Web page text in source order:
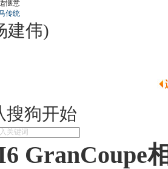
惬意
传统
建伟)
搜狗开始
GranCoupe